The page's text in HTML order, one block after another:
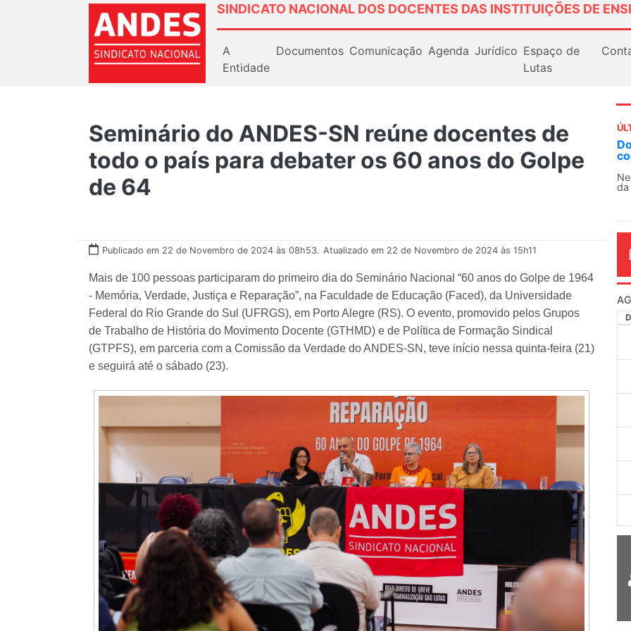
SINDICATO NACIONAL DOS DOCENTES DAS INSTITUIÇÕES DE
A
Entidade
Documentos Comunicação Agenda Jurídico Espaço de
Lutas
Seminário do ANDES-SN reúne docentes de
todo o país para debater os 60 anos do Golpe
de 64
Publicado em 22 de Novembro de 2024 às 08h53. Atualizado em 22 de Novembro de 2024 às 15h11
Mais de 100 pessoas participaram do primeiro dia do Seminário Nacional “60 anos do Golpe de 1964
- Memória, Verdade, Justiça e Reparação”, na Faculdade de Educação (Faced), da Universidade
Federal do Rio Grande do Sul (UFRGS), em Porto Alegre (RS). O evento, promovido pelos Grupos
de Trabalho de História do Movimento Docente (GTHMD) e de Política de Formação Sindical
(GTPFS), em parceria com a Comissão da Verdade do ANDES-SN, teve início nessa quinta-feira (21)
e seguirá até o sábado (23).
O